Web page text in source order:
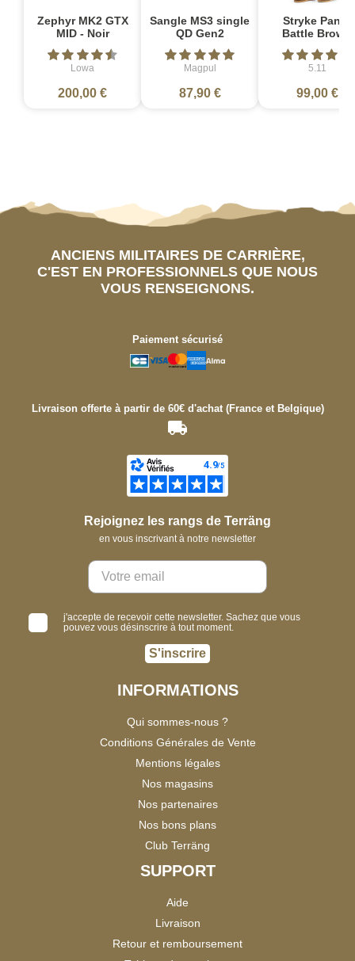
Zephyr MK2 GTX
MID - Noir
Lowa
200,00 €
Sangle MS3 single
QD Gen2
Magpul
87,90 €
Stryke Pant -
Battle Brown
5.11
99,00 €
ANCIENS MILITAIRES DE CARRIÈRE,
C'EST EN PROFESSIONNELS QUE NOUS
VOUS RENSEIGNONS.
Paiement sécurisé
Livraison offerte à partir de 60€ d'achat (France et Belgique)
Rejoignez les rangs de Terräng
en vous inscrivant à notre newsletter
j'accepte de recevoir cette newsletter. Sachez que vous
pouvez vous désinscrire à tout moment.
S'inscrire
INFORMATIONS
Qui sommes-nous ?
Conditions Générales de Vente
Mentions légales
Nos magasins
Nos partenaires
Nos bons plans
Club Terräng
SUPPORT
Aide
Livraison
Retour et remboursement